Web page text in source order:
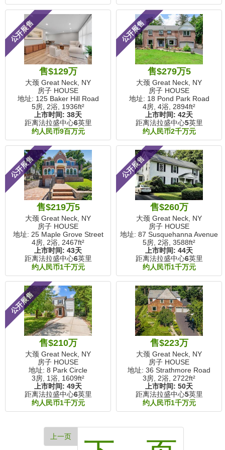
公开展售
售$129万
大颈 Great Neck, NY
房子 HOUSE
地址: 125 Baker Hill Road
5房, 2浴, 1936ft²
上市时间: 38天
距离法拉盛中心6英里
约人民币9百万元
公开展售
售$279万5
大颈 Great Neck, NY
房子 HOUSE
地址: 18 Pond Park Road
4房, 4浴, 2894ft²
上市时间: 42天
距离法拉盛中心5英里
约人民币2千万元
公开展售
售$219万5
大颈 Great Neck, NY
房子 HOUSE
地址: 25 Maple Grove Street
4房, 2浴, 2467ft²
上市时间: 43天
距离法拉盛中心6英里
约人民币1千万元
公开展售
售$260万
大颈 Great Neck, NY
房子 HOUSE
地址: 87 Susquehanna Avenue
5房, 2浴, 3588ft²
上市时间: 44天
距离法拉盛中心6英里
约人民币1千万元
公开展售
售$210万
大颈 Great Neck, NY
房子 HOUSE
地址: 8 Park Circle
3房, 1浴, 1609ft²
上市时间: 49天
距离法拉盛中心6英里
约人民币1千万元
售$223万
大颈 Great Neck, NY
房子 HOUSE
地址: 36 Strathmore Road
3房, 2浴, 2722ft²
上市时间: 50天
距离法拉盛中心5英里
约人民币1千万元
上一页